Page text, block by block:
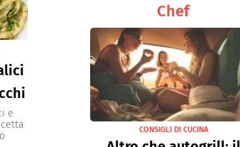
e
Chef
CONSIGLI DI CUCINA